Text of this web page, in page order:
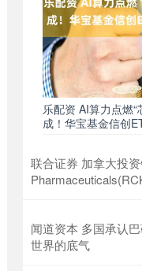
乐配资 AI算力点燃
成！华宝基金信创
联合证券 加拿大投
闻道资本 多国承认
世界的底气